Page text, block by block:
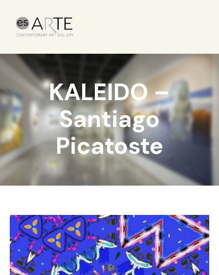
KALEIDO –
Santiago
Picatoste